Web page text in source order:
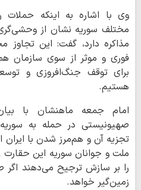
وی با اشاره به اینکه
مختلف سوریه نشان از
مذاکره دارد، گفت: این
فوری و موثر از سوی سازمان
برای توقف جنگ‌افروزی و
هستیم.
امام جمعه ماهنشان با
صهیونیستی در حمله به
تجزیه آن و هم‌مرز شدن با
ملت و جوانان سوریه این
را بر سازش ترجیح می‌دهند
زمین‌گیر خواهد.